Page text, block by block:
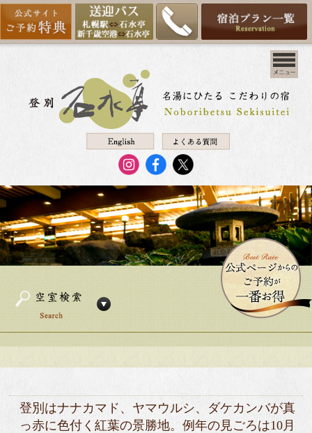
登別はナナカマド、ヤマウルシ、ダケカンバが真
っ赤に色付く紅葉の景勝地。例年の見ごろは10月